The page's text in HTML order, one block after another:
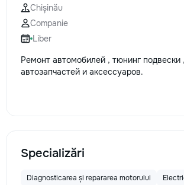
Chișinău
Companie
Liber
Ремонт автомобилей , тюнинг подвески
автозапчастей и аксессуаров.
Specializări
Diagnosticarea și repararea motorului